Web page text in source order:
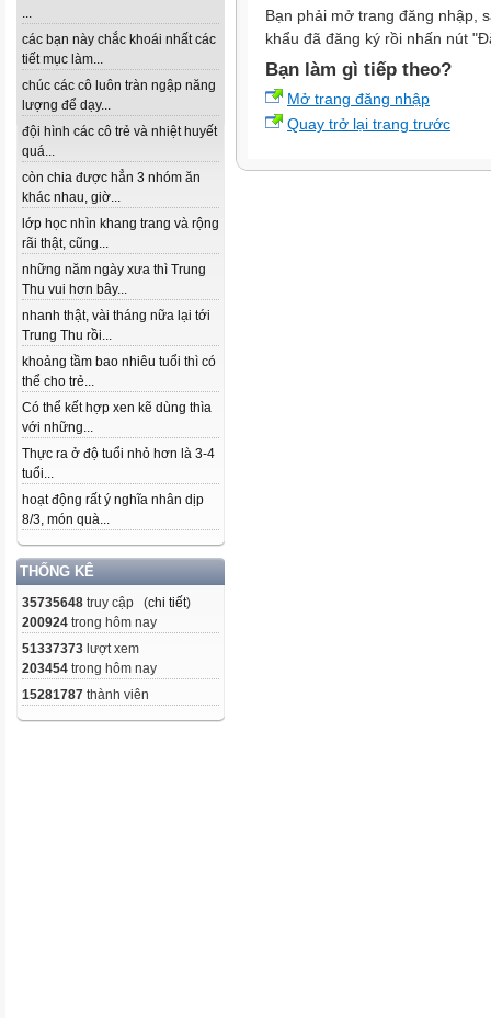
...
các bạn này chắc khoái nhất các
tiết mục làm...
chúc các cô luôn tràn ngập năng
lượng để dạy...
đội hình các cô trẻ và nhiệt huyết
quá...
còn chia được hẳn 3 nhóm ăn
khác nhau, giờ...
lớp học nhìn khang trang và rộng
rãi thật, cũng...
những năm ngày xưa thì Trung
Thu vui hơn bây...
nhanh thật, vài tháng nữa lại tới
Trung Thu rồi...
khoảng tầm bao nhiêu tuổi thì có
thể cho trẻ...
Có thể kết hợp xen kẽ dùng thìa
với những...
Thực ra ở độ tuổi nhỏ hơn là 3-4
tuổi...
hoạt động rất ý nghĩa nhân dịp
8/3, món quà...
THỐNG KÊ
35735648 truy cập (chi tiết)
200924 trong hôm nay
51337373 lượt xem
203454 trong hôm nay
15281787 thành viên
Bạn phải mở trang đăng nhập,
khẩu đã đăng ký rồi nhấn nút
Bạn làm gì tiếp theo?
Mở trang đăng nhập
Quay trở lại trang trước